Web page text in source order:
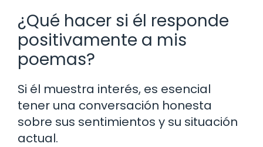
¿Qué hacer si él responde
positivamente a mis
poemas?
Si él muestra interés, es esencial
tener una conversación honesta
sobre sus sentimientos y su situación
actual.